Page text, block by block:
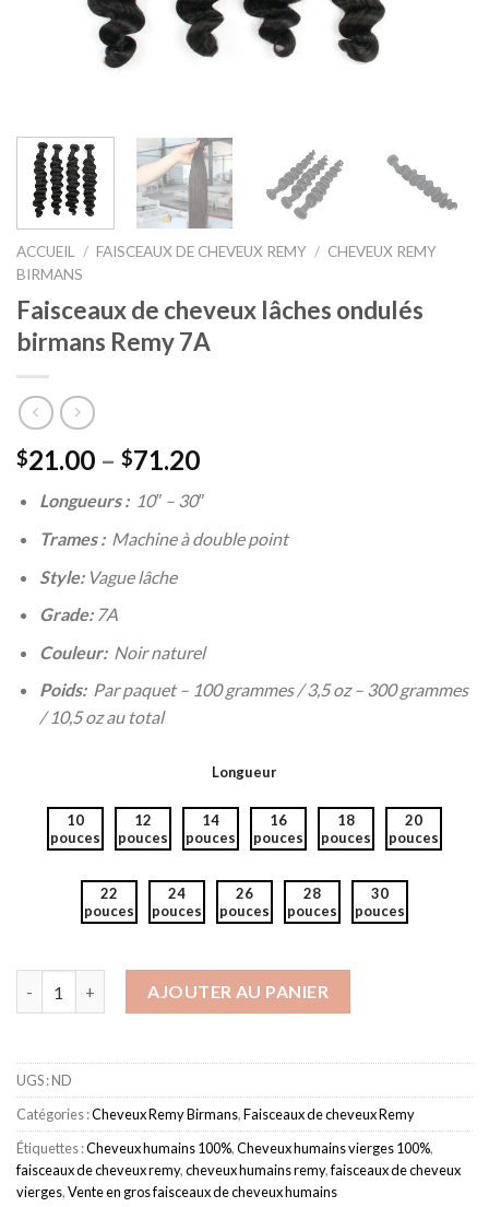
ACCUEIL / FAISCEAUX DE CHEVEUX REMY / CHEVEUX REMY
BIRMANS
Faisceaux de cheveux lâches ondulés
birmans Remy 7A
$21.00 – $71.20
Longueurs :10″ – 30″
Trames :Machine à double point
Style: Vague lâche
Grade:7A
Couleur:Noir naturel
Poids:Par paquet – 100 grammes / 3,5 oz – 300 grammes
/ 10,5 oz au total
Longueur
10
pouces
12
pouces
14
pouces
16
pouces
18
pouces
20
pouces
22
pouces
24
pouces
26
pouces
28
pouces
30
pouces
AJOUTER AU PANIER
UGS :ND
Catégories :Cheveux Remy Birmans,Faisceaux de cheveux Remy
Étiquettes :Cheveux humains 100%,Cheveux humains vierges 100%,
faisceaux de cheveux remy,cheveux humains remy,faisceaux de cheveux
vierges,Vente en gros faisceaux de cheveux humains